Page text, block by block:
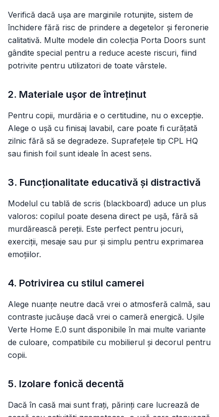
Verifică dacă ușa are marginile rotunjite, sistem de
închidere fără risc de prindere a degetelor și feronerie
calitativă. Multe modele din colecția Porta Doors sunt
gândite special pentru a reduce aceste riscuri, fiind
potrivite pentru utilizatori de toate vârstele.
2. Materiale ușor de întreținut
Pentru copii, murdăria e o certitudine, nu o excepție.
Alege o ușă cu finisaj lavabil, care poate fi curățată
zilnic fără să se degradeze. Suprafețele tip CPL HQ
sau finish foil sunt ideale în acest sens.
3. Funcționalitate educativă și distractivă
Modelul cu tablă de scris (blackboard) aduce un plus
valoros: copilul poate desena direct pe ușă, fără să
murdărească pereții. Este perfect pentru jocuri,
exerciții, mesaje sau pur și simplu pentru exprimarea
emoțiilor.
4. Potrivirea cu stilul camerei
Alege nuanțe neutre dacă vrei o atmosferă calmă, sau
contraste jucăușe dacă vrei o cameră energică. Ușile
Verte Home E.0 sunt disponibile în mai multe variante
de culoare, compatibile cu mobilierul și decorul pentru
copii.
5. Izolare fonică decentă
Dacă în casă mai sunt frați, părinți care lucrează de